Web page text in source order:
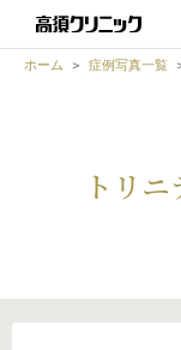
ホーム 症例写真一覧
トリ